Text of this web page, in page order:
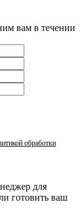
вам в течении
обработки
для
готовить ваш